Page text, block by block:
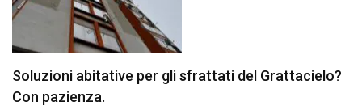
Soluzioni abitative per gli sfrattati del Grattacielo?
Con pazienza.